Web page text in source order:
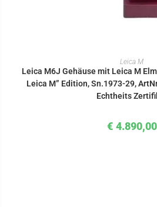
IN DENLeica M
Leica M6J Gehäuse mit Leica M
Leica M” Edition, Sn.1973-29,
Echtheits
€ 4.890,00